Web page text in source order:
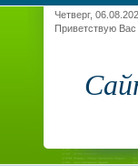
Четверг,
Приветствую Вас